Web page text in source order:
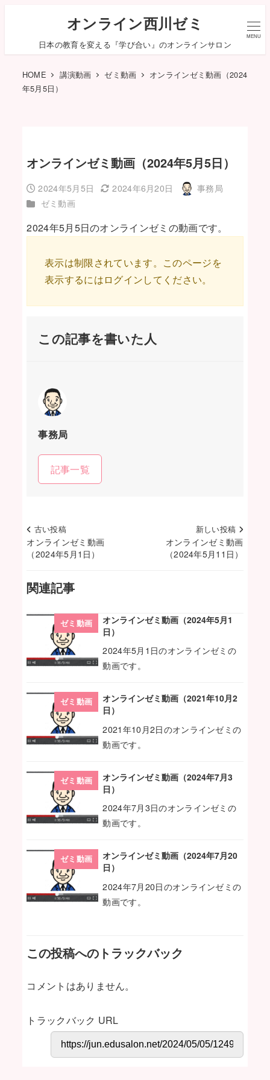
オンライン西川ゼミ
日本の教育を変える『学び合い』のオンラインサロン
MENU
HOME 講演動画 ゼミ動画
オンラインゼミ動画（2024
年5月5日）
オンラインゼミ動画（2024年5月5日）
投稿日
2024年5月5日
更新日
2024年6月20日
著
事務局
カテゴリー
ゼミ動画
2024年5月5日のオンラインゼミの動画です。
表示は制限されています。このページを
表示するにはログインしてください。
この記事を書いた人
事務局
記事一覧
古い投稿
オンラインゼミ動画
（2024年5月1日）
新しい投稿
オンラインゼミ動画
（2024年5月11日）
関連記事
ゼミ動画
オンラインゼミ動画（2024年5月1
日）
2024年5月1日のオンラインゼミの
動画です。
ゼミ動画
オンラインゼミ動画（2021年10月2
日）
2021年10月2日のオンラインゼミの
動画です。
ゼミ動画
オンラインゼミ動画（2024年7月3
日）
2024年7月3日のオンラインゼミの
動画です。
ゼミ動画
オンラインゼミ動画（2024年7月20
日）
2024年7月20日のオンラインゼミの
動画です。
この投稿へのトラックバック
コメントはありません。
トラックバック URL